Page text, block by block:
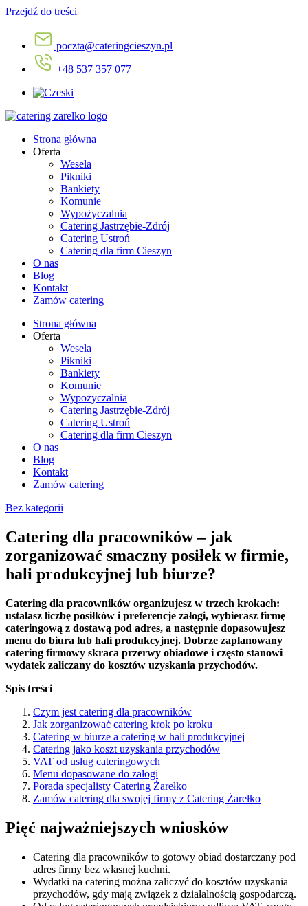
Przejdź do treści
poczta@cateringcieszyn.pl
+48 537 357 077
Strona główna
Oferta
Wesela
Pikniki
Bankiety
Komunie
Wypożyczalnia
Catering Jastrzębie-Zdrój
Catering Ustroń
Catering dla firm Cieszyn
O nas
Blog
Kontakt
Zamów catering
Strona główna
Oferta
Wesela
Pikniki
Bankiety
Komunie
Wypożyczalnia
Catering Jastrzębie-Zdrój
Catering Ustroń
Catering dla firm Cieszyn
O nas
Blog
Kontakt
Zamów catering
Bez kategorii
Catering dla pracowników – jak
zorganizować smaczny posiłek w firmie,
hali produkcyjnej lub biurze?
Catering dla pracowników organizujesz w trzech krokach:
ustalasz liczbę posiłków i preferencje załogi, wybierasz firmę
cateringową z dostawą pod adres, a następnie dopasowujesz
menu do biura lub hali produkcyjnej. Dobrze zaplanowany
catering firmowy skraca przerwy obiadowe i często stanowi
wydatek zaliczany do kosztów uzyskania przychodów.
Spis treści
Czym jest catering dla pracowników
Jak zorganizować catering krok po kroku
Catering w biurze a catering w hali produkcyjnej
Catering jako koszt uzyskania przychodów
VAT od usług cateringowych
Menu dopasowane do załogi
Porada specjalisty Catering Żarełko
Zamów catering dla swojej firmy z Catering Żarełko
Pięć najważniejszych wniosków
Catering dla pracowników to gotowy obiad dostarczany pod
adres firmy bez własnej kuchni.
Wydatki na catering można zaliczyć do kosztów uzyskania
przychodów, gdy mają związek z działalnością gospodarczą.